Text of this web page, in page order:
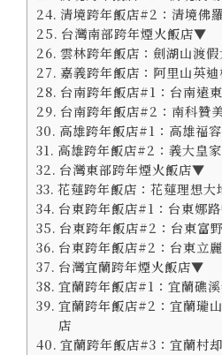
清境跨年飯店#2：清境佛
台灣南部跨年煙火飯店▼
雲林跨年飯店：劍湖山渡
嘉義跨年飯店：阿里山英
台南跨年飯店#1：台南遠
台南跨年飯店#2：南科贊
高雄跨年飯店#1：高雄福
高雄跨年飯店#2：義大皇
台灣東部跨年煙火飯店▼
花蓮跨年飯店：花蓮理想大
台東跨年飯店#1：台東娜
台東跨年飯店#2：台東富
台東跨年飯店#2：台東立
台灣宜蘭跨年煙火飯店▼
宜蘭跨年飯店#1：宜蘭礁
宜蘭跨年飯店#2：宜蘭瓏
店
宜蘭跨年飯店#3：宜蘭村